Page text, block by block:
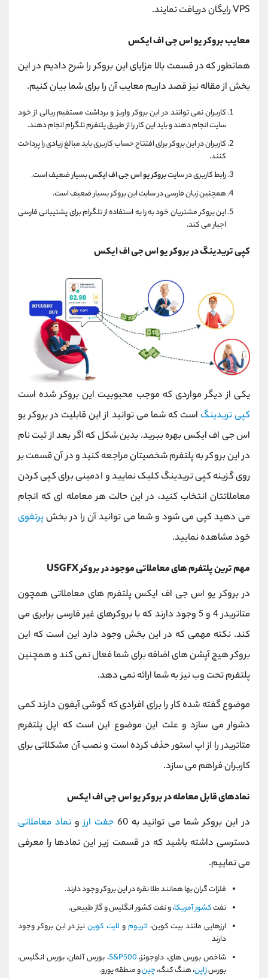
VPSرایگان دریافت نمایند.
معایب بروکر یو اس جی اف ایکس
همانطور که در قسمت بالا مزایای این بروکر را شرح دادیم در این
بخش از مقاله نیز قصد داریم معایب آن را برای شما بیان کنیم.
کاربران نمی توانند در این بروکر واریز و برداشت مستقیم ریالی از خود
سایت انجام دهند و باید این کار را از طریق پلتفرم تلگرام انجام دهند.
کاربران در این بروکر برای افتتاح حساب کاربری باید مبالغ زیادی را پرداخت
کنند.
رابط کاربری در سایتبروکر یو اس جی اف ایکسبسیار ضعیف است.
همچنین زبان فارسی در سایت این بروکر بسیار ضعیف است.
این بروکر مشتریان خود به را به استفاده از تلگرام برای پشتیبانی فارسی
اجبار می کند.
کپی تریدینگ در بروکر یو اس جی اف ایکس
یکی از دیگر مواردی که موجب محبوبیت این بروکر شده است
کپی تریدینگ است که شما می توانید از این قابلیت در بروکر یو
اس جی اف ایکس بهره ببرید. بدین شکل که اگر بعد از ثبت نام
در این بروکر به پلتفرم شخصیتان مراجعه کنید و در آن قسمت بر
روی گزینه کپی تریدینگ کلیک نمایید و ادمینی برای کپی کردن
معاملاتتان انتخاب کنید، در این حالت هر معامله ای که انجام
می دهید کپی می شود و شما می توانید آن را در بخشپرتفوی
خود مشاهده نمایید.
مهم ترین پلتفرم های معاملاتی موجود در بروکرUSGFX
در بروکر یو اس جی اف ایکس پلتفرم های معاملاتی همچون
متاتریدر 4 و 5 وجود دارند که با بروکرهای غیر فارسی برابری می
کند. نکته مهمی که در این بخش وجود دارد این است که این
بروکر هیچ آپشن های اضافه برای شما فعال نمی کند و همچنین
پلتفرم تحت وب نیز به شما ارائه نمی دهد.
موضوع گفته شده کار را برای افرادی که گوشی آیفون دارند کمی
دشوار می سازد و علت این موضوع این است که اپل پلتفرم
متاتریدر را از اپ استور حذف کرده است و نصب آن مشکلاتی برای
کاربران فراهم می سازد.
نمادهای قابل معامله در بروکر یو اس جی اف ایکس
در این بروکر شما می توانید به 60
جفت ارزونماد معاملاتی
دسترسی داشته باشید که در قسمت زیر این نمادها را معرفی
می نماییم.
فلزات گران بها همانند طلا نقره در این بروکر وجود دارند.
نفتکشور آمریکا، و نفت کشور انگلیس و گاز طبیعی.
ارزهایی مانند بیت کوین،اتریومو لایت کویننیز در این بروکر وجود
دارند
شاخص بورس های، داوجونز،S&P500، بورس آلمان، بورس انگلیس،
بورسژاپن، هنگ کنگ،چینو منطقه یورو.